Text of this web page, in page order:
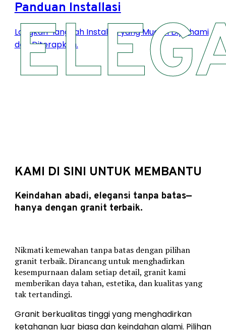
Panduan Installasi
Langkah-langkah Instalasi yang Mudah Dipahami
dan Diterapkan.
KAMI DI SINI UNTUK MEMBANTU
Keindahan abadi, elegansi tanpa batas—
hanya dengan granit terbaik.
Nikmati kemewahan tanpa batas dengan pilihan
granit terbaik. Dirancang untuk menghadirkan
kesempurnaan dalam setiap detail, granit kami
memberikan daya tahan, estetika, dan kualitas yang
tak tertandingi.
Granit berkualitas tinggi yang menghadirkan
ketahanan luar biasa dan keindahan alami. Pilihan